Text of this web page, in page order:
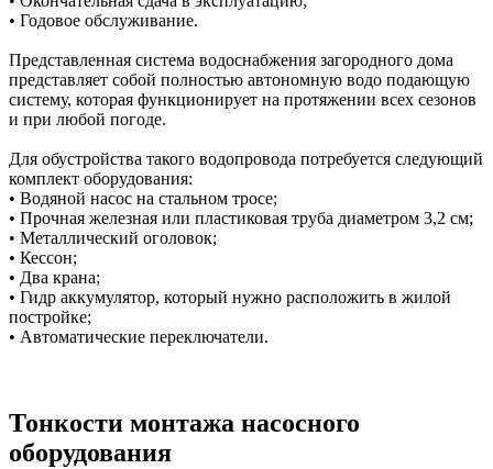
• Годовое обслуживание.
Представленная система водоснабжения загородного дома
представляет собой полностью автономную водо подающую
систему, которая функционирует на протяжении всех сезонов
и при любой погоде.
Для обустройства такого водопровода потребуется следующий
комплект оборудования:
• Водяной насос на стальном тросе;
• Прочная железная или пластиковая труба диаметром 3,2 см;
• Металлический оголовок;
• Кессон;
• Два крана;
• Гидр аккумулятор, который нужно расположить в жилой
постройке;
• Автоматические переключатели.
Тонкости монтажа насосного
оборудования